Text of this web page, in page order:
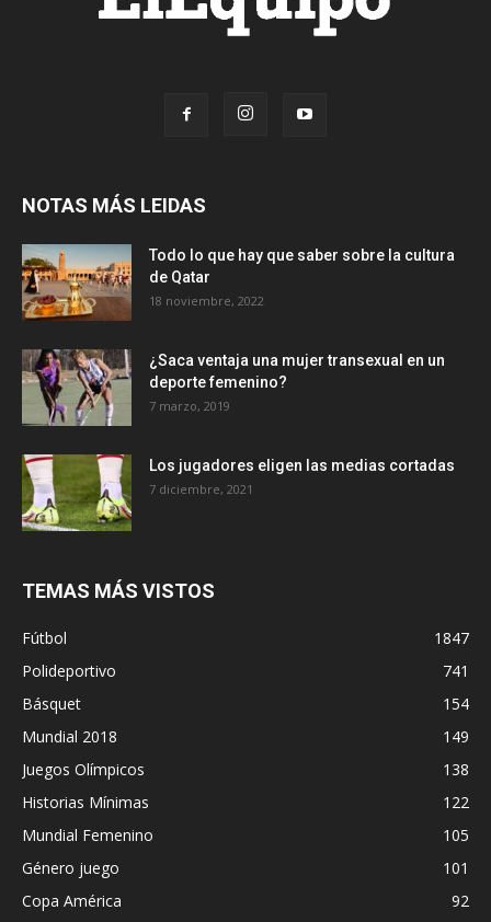
NOTAS MÁS LEIDAS
Todo lo que hay que saber sobre la cultura
de Qatar
18 noviembre, 2022
¿Saca ventaja una mujer transexual en un
deporte femenino?
7 marzo, 2019
Los jugadores eligen las medias cortadas
7 diciembre, 2021
TEMAS MÁS VISTOS
Fútbol
1847
Polideportivo
741
Básquet
154
Mundial 2018
149
Juegos Olímpicos
138
Historias Mínimas
122
Mundial Femenino
105
Género juego
101
Copa América
92